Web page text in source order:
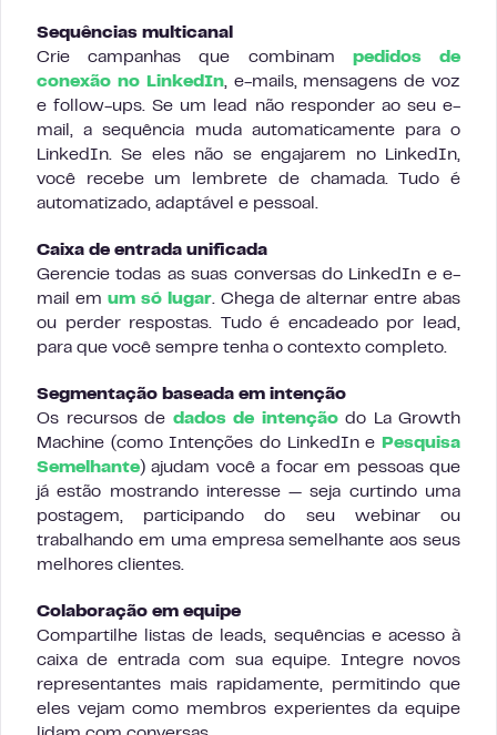
Sequências multicanal
Crie campanhas que combinam pedidos de
conexão no LinkedIn, e-mails, mensagens de voz
e follow-ups. Se um lead não responder ao seu e-
mail, a sequência muda automaticamente para o
LinkedIn. Se eles não se engajarem no LinkedIn,
você recebe um lembrete de chamada. Tudo é
automatizado, adaptável e pessoal.
Caixa de entrada unificada
Gerencie todas as suas conversas do LinkedIn e e-
mail em um só lugar. Chega de alternar entre abas
ou perder respostas. Tudo é encadeado por lead,
para que você sempre tenha o contexto completo.
Segmentação baseada em intenção
Os recursos de dados de intençãodo La Growth
Machine (como Intenções do LinkedIn e
Pesquisa
Semelhante) ajudam você a focar em pessoas que
já estão mostrando interesse — seja curtindo uma
postagem, participando do seu webinar ou
trabalhando em uma empresa semelhante aos seus
melhores clientes.
Colaboração em equipe
Compartilhe listas de leads, sequências e acesso à
caixa de entrada com sua equipe. Integre novos
representantes mais rapidamente, permitindo que
eles vejam como membros experientes da equipe